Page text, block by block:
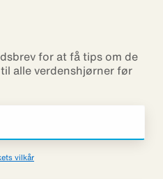
for at få tips om de
alle verdenshjørner før
vilkår